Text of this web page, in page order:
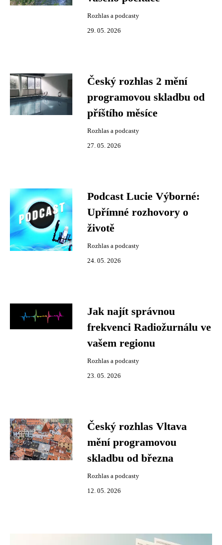
Rozhlas a podcasty
29. 05. 2026
Český rozhlas 2 mění
programovou skladbu od
příštího měsíce
Rozhlas a podcasty
27. 05. 2026
Podcast Lucie Výborné:
Upřímné rozhovory o
životě
Rozhlas a podcasty
24. 05. 2026
Jak najít správnou
frekvenci Radiožurnálu ve
vašem regionu
Rozhlas a podcasty
23. 05. 2026
Český rozhlas Vltava
mění programovou
skladbu od března
Rozhlas a podcasty
12. 05. 2026